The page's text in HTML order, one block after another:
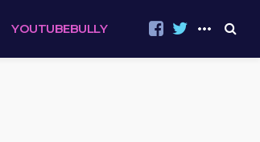
YOUTUBEBULLY